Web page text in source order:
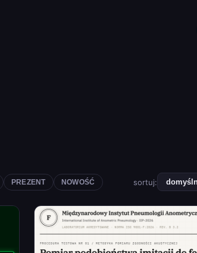
PREZENT NOWOŚĆ sortuj: